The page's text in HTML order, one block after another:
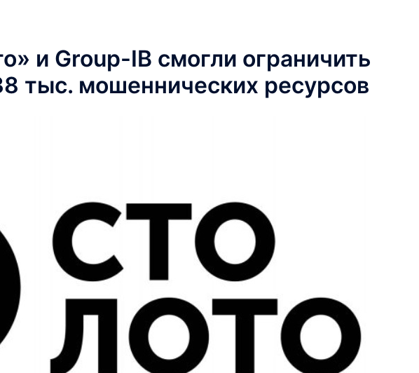
и Group-IB смогли ограничить
тыс. мошеннических ресурсов